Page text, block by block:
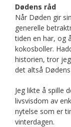
Dødens råd
Når Døden gir
generelle
tiden en har, og
kokosboller.
historien, tror
det altså
Jeg likte å spille
livsvisdom av
nytelse som er
vinterdagen.